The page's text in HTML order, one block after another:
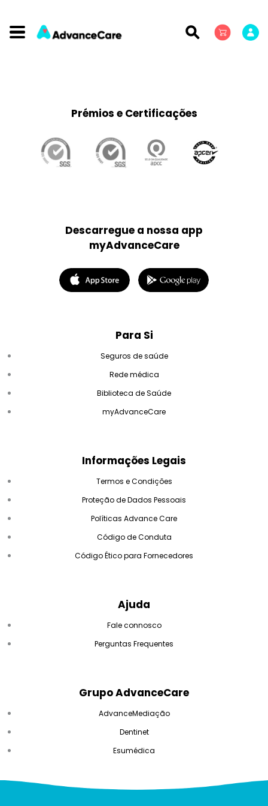
Para Si
Seguros de saúde
Rede médica
Biblioteca de Saúde
myAdvanceCare
Informações Legais
Termos e Condições
Proteção de Dados Pessoais
Políticas Advance Care
Código de Conduta
Código Ético para Fornecedores
Ajuda
Fale connosco
Perguntas Frequentes
Grupo AdvanceCare
AdvanceMediação
Dentinet
Esumédica
Descarregue a nossa app
myAdvanceCare
Prémios e Certificações